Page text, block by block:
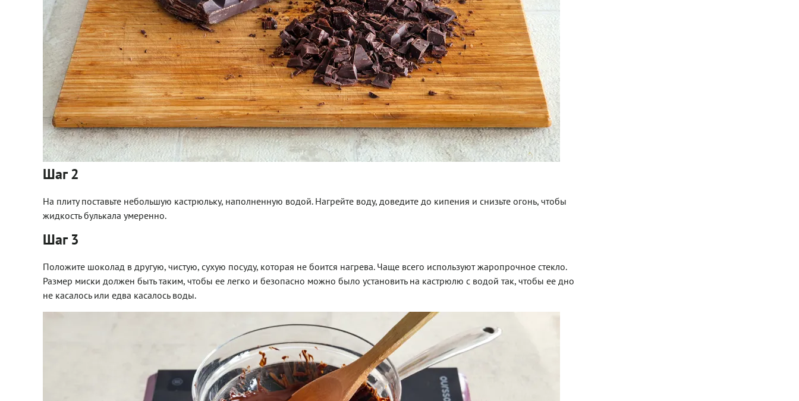
Шаг 2
На плиту поставьте небольшую кастрюльку, наполненную водой. Нагрейте воду, доведите до кипения и снизьте огонь, чтобы
жидкость булькала умеренно.
Шаг 3
Положите шоколад в другую, чистую, сухую посуду, которая не боится нагрева. Чаще всего используют жаропрочное стекло.
Размер миски должен быть таким, чтобы ее легко и безопасно можно было установить на кастрюлю с водой так, чтобы ее дно
не касалось или едва касалось воды.